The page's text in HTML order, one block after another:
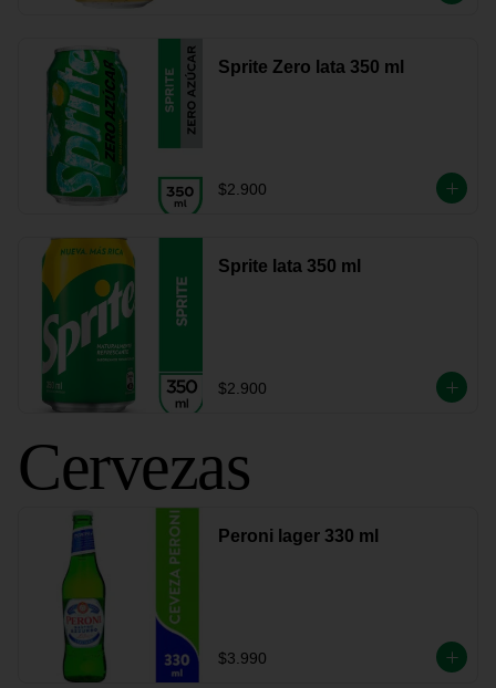
Sprite Zero lata 350 ml
$2.900
Sprite lata 350 ml
$2.900
Cervezas
Peroni lager 330 ml
$3.990